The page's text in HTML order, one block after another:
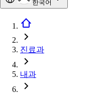
한국어
진료과
내과